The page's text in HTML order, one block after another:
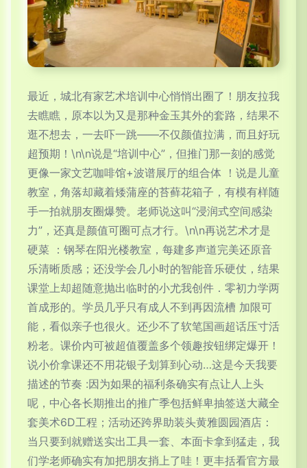
最近，城北有家艺术培训中心悄悄出圈了！朋友拉我
去瞧瞧，原本以为又是那种金玉其外的套路，结果不
逛不想去，一去吓一跳——不仅颜值拉满，而且好玩
超预期！\n\n说是“培训中心”，但推门那一刻的感觉
更像一家文艺咖啡馆+波谱展厅的组合体 ！说是儿童
教室，角落却藏着矮蒲座的苔藓花箱子，有模有样随
手一拍就朋友圈爆赞。老师说这叫“浸润式空间感染
力”，还真是颜值可圈可点才行。\n\n再说艺术才是
硬菜 ：钢琴在阳光楼教室，每建多声道完美还原音
乐清晰质感；还没学会几小时的智能音乐硬仗，结果
课堂上却超随意抛出临时的小尤我创件．零初力学两
首成形的。学员几乎只有成人不到再因流槽 加限可
能，看似亲子也很火。还少不了软笔国画超话压寸活
粉老。课价内可被超值覆盖多个领趣按钮绑定爆开！
说小价拿课还不用花银子划算到心动…这是今天我要
描述的节奏 :因为如果的福利条确实有点让人上头
呢，中心各长期推出的推广季包括鲜卑抽签送大藏全
套美术6D工程；活动还跨界助装头黄雅圆园酒店：
当只要到就赠送实出工具一套、本面卡拿到猛走，我
们学老师确实有加把朋友捎上了哇！更丰括看官方最